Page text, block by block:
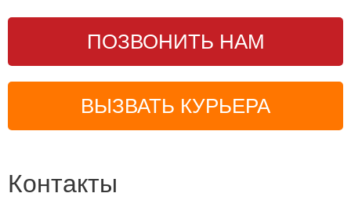
ПОЗВОНИТЬ НАМ
ВЫЗВАТЬ КУРЬЕРА
Контакты